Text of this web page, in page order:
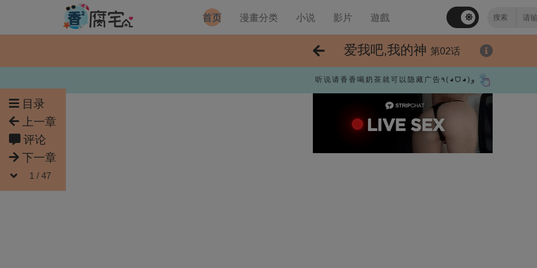
首页 漫畫分类 小说 影片 遊戲
爱我吧,我的神 第02话
目录
上一章
评论
下一章